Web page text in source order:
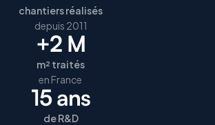
chantiers réalisés
depuis 2011
+2 M
m² traités
en France
15 ans
de R&D